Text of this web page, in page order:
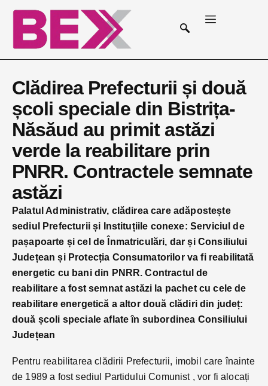
Clădirea Prefecturii și două
școli speciale din Bistrița-
Năsăud au primit astăzi
verde la reabilitare prin
PNRR. Contractele semnate
astăzi
Palatul Administrativ, clădirea care adăpostește
sediul Prefecturii și Instituțiile conexe: Serviciul de
pașapoarte și cel de Înmatriculări, dar și Consiliului
Județean și Protecția Consumatorilor va fi reabilitată
energetic cu bani din PNRR. Contractul de
reabilitare a fost semnat astăzi la pachet cu cele de
reabilitare energetică a altor două clădiri din județ:
două școli speciale aflate în subordinea Consiliului
Județean
Pentru reabilitarea clădirii Prefecturii, imobil care înainte
de 1989 a fost sediul Partidului Comunist , vor fi alocați